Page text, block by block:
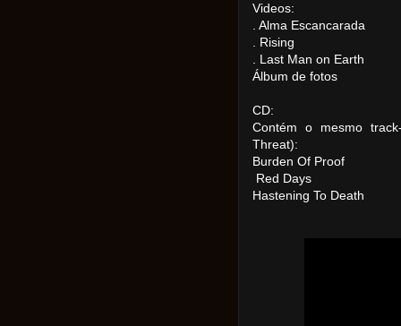
Videos:
. Alma Escancarada
. Rising
. Last Man on Earth
Álbum de fotos
CD:
Contém o mesmo
Threat):
Burden Of Proof
Red Days
Hastening To Death